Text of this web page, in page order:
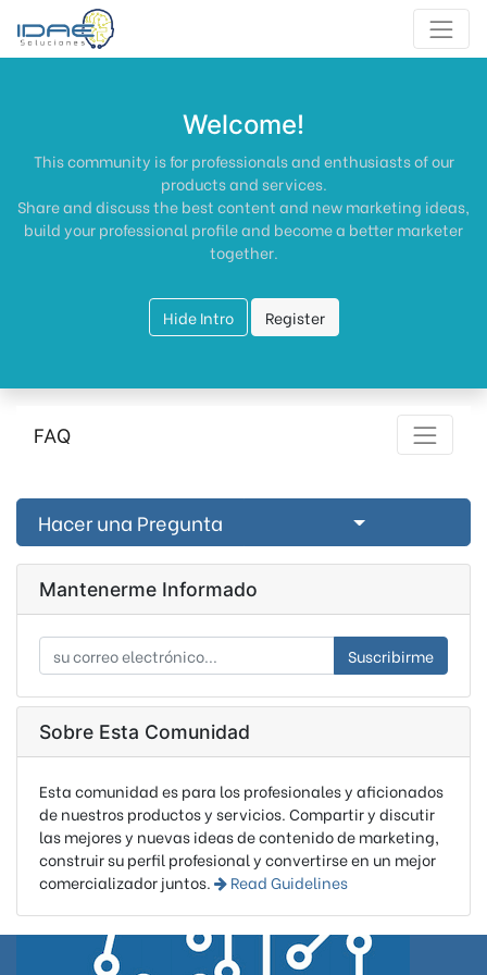
Welcome!
This community is for professionals and enthusiasts of our
products and services.
Share and discuss the best content and new marketing ideas,
build your professional profile and become a better marketer
together.
Hide Intro Register
FAQ
Hacer una Pregunta Select Post
Mantenerme Informado
Suscribirme
Sobre Esta Comunidad
Esta comunidad es para los profesionales y aficionados
de nuestros productos y servicios. Compartir y discutir
las mejores y nuevas ideas de contenido de marketing,
construir su perfil profesional y convertirse en un mejor
comercializador juntos.
Read Guidelines